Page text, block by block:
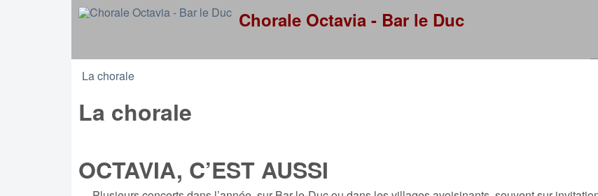
Skip to main content
Chorale Octavia - Bar le Duc
You are here
La chorale
La chorale
OCTAVIA, C’EST AUSSI